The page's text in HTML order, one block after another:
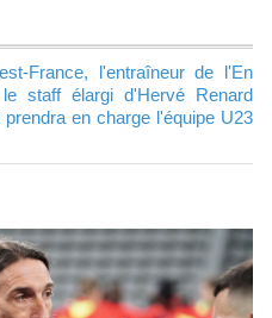
France, l'entraîneur de l'En
staff élargi d'Hervé Renard
en charge l'équipe U23